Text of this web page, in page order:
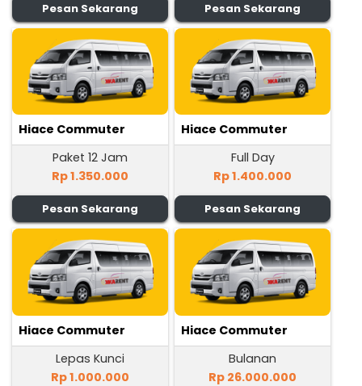
Pesan Sekarang Pesan Sekarang
Hiace Commuter
Paket 12 Jam
Rp 1.350.000
Pesan Sekarang
Hiace Commuter
Full Day
Rp 1.400.000
Pesan Sekarang
Hiace Commuter
Lepas Kunci
Rp 1.000.000
Hiace Commuter
Bulanan
Rp 26.000.000